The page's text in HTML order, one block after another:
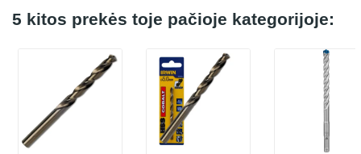
5 kitos prekės toje pačioje kategorijoje: